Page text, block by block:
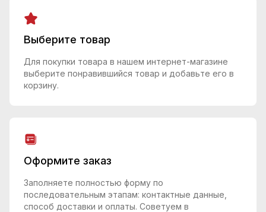
Выберите товар
Для покупки товара в нашем интернет-магазине
выберите понравившийся товар и добавьте его в
корзину.
Оформите заказ
Заполняете полностью форму по
последовательным этапам: контактные данные,
способ доставки и оплаты. Советуем в